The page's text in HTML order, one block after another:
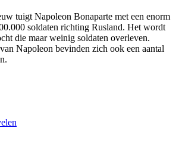
tuigt Napoleon Bonaparte met een enorm
soldaten richting Rusland. Het wordt
die maar weinig soldaten overleven.
Napoleon bevinden zich ook een aantal